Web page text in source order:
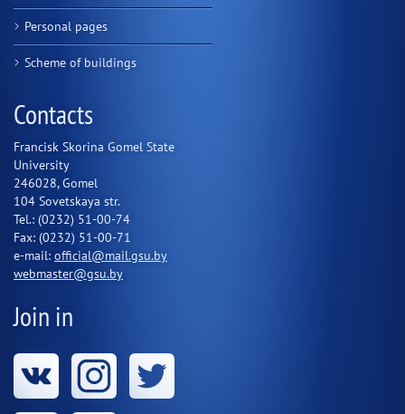
Personal pages
Scheme of buildings
Contacts
Francisk Skorina Gomel State
University
246028, Gomel
104 Sovetskaya str.
Tel.: (0232) 51-00-74
Fax: (0232) 51-00-71
e-mail: official@mail.gsu.by
webmaster@gsu.by
Join in